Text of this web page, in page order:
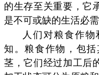
的生存至关重要，它
是不可或缺的生活必需
人们对粮食作
知。粮食作物，包
茎，它们经过加工后